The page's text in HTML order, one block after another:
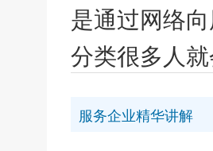
是通过网络
分类很多人
服务企业精华讲解